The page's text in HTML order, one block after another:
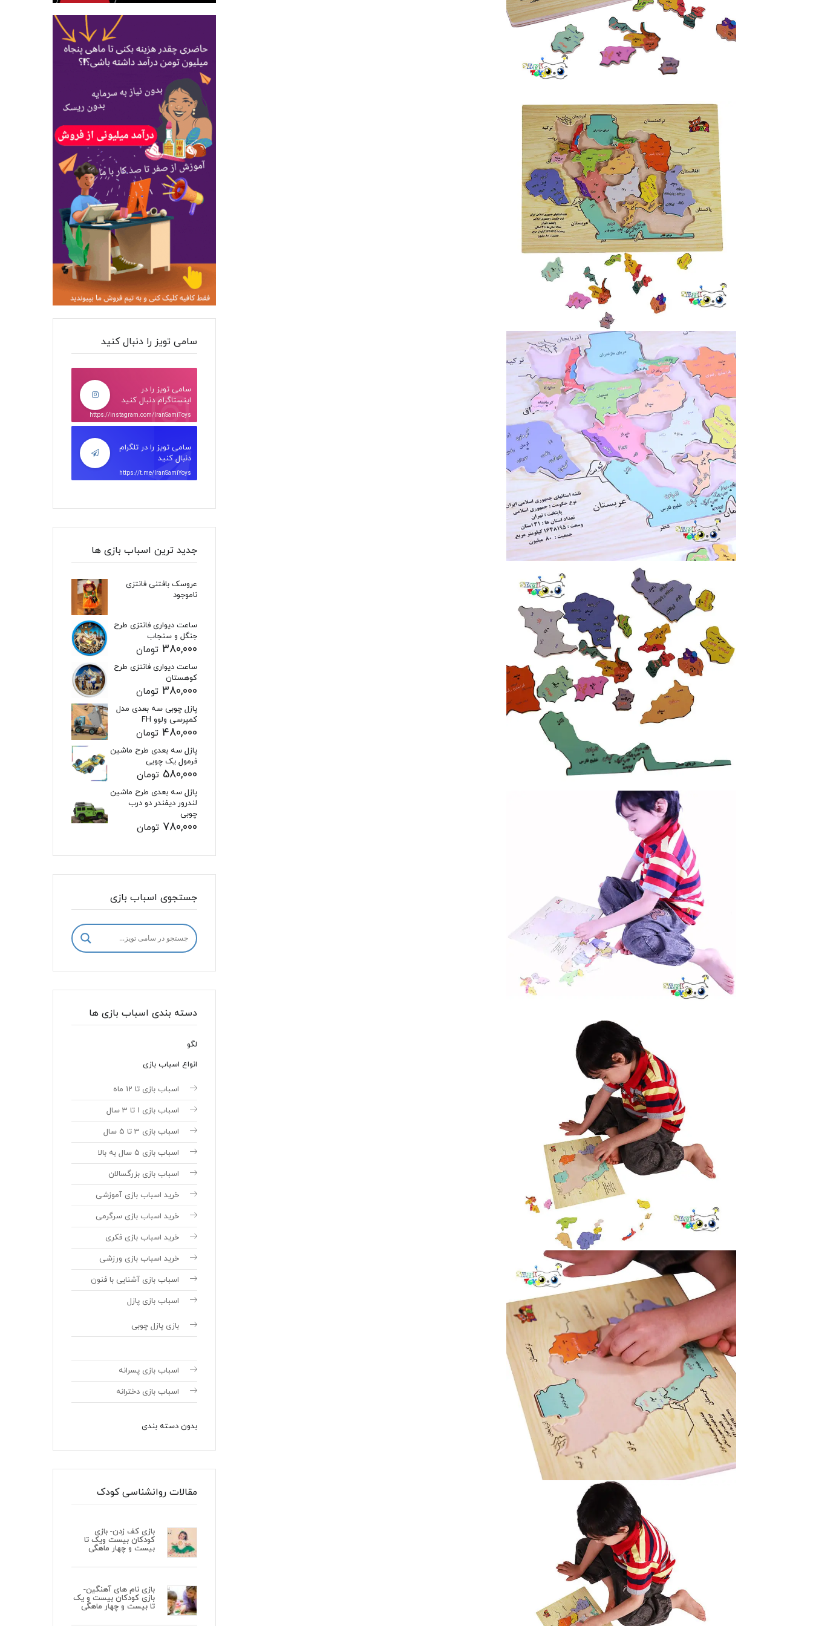
سامی تویز را دنبال کنید
سامی تویز را در
اینستاگرام دنبال کنید
https://instagram.com/IranSamiToys
سامی تویز را در تلگرام
دنبال کنید
https://t.me/IranSamiYoys
جدید ترین اسباب بازی ها
عروسک بافتنی فانتزی
ناموجود
ساعت دیواری فانتزی طرح
جنگل و سنجاب
380,000 تومان
ساعت دیواری فانتزی طرح
کوهستان
380,000 تومان
پازل چوبی سه بعدی مدل
کمپرسی ولوو FH
480,000 تومان
پازل سه بعدی طرح ماشین
فرمول یک چوبی
580,000 تومان
پازل سه بعدی طرح ماشین
لندرور دیفندر دو درب
چوبی
780,000 تومان
جستجوی اسباب بازی
دسته بندی اسباب بازی ها
لگو
انواع اسباب بازی
اسباب بازی تا 12 ماه
اسباب بازی 1 تا 3 سال
اسباب بازی 3 تا 5 سال
اسباب بازی 5 سال به بالا
اسباب بازی بزرگسالان
خرید اسباب بازی آموزشی
خرید اسباب بازی سرگرمی
خرید اسباب بازی فکری
خرید اسباب بازی ورزشی
اسباب بازی آشنایی با فنون
اسباب بازی پازل
بازی پازل چوبی
اسباب بازی پسرانه
اسباب بازی دخترانه
بدون دسته بندی
مقالات روانشناسی کودک
بازی کف زدن- بازی
کودکان بیست ویک تا
بیست و چهار ماهگی
بازی نام های آهنگین-
بازی کودکان بیست و یک
تا بیست و چهار ماهگی